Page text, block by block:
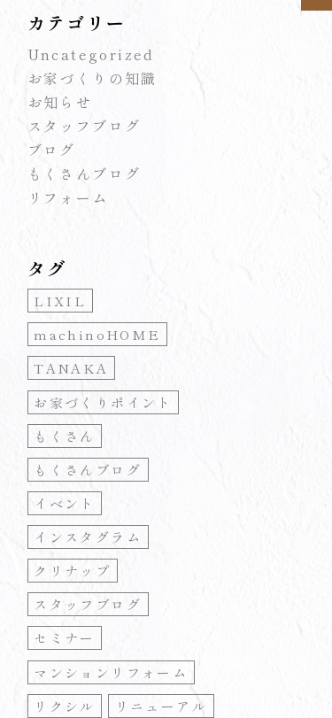
カテゴリー
Uncategorized
お家づくりの知識
お知らせ
スタッフブログ
ブログ
もくさんブログ
リフォーム
タグ
LIXIL
machinoHOME
TANAKA
お家づくりポイント
もくさん
もくさんブログ
イベント
インスタグラム
クリナップ
スタッフブログ
セミナー
マンションリフォーム
リクシル
リニューアル